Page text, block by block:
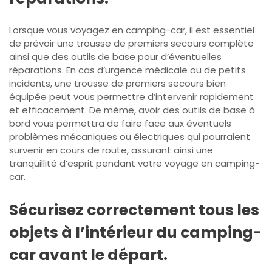
Lorsque vous voyagez en camping-car, il est essentiel
de prévoir une trousse de premiers secours complète
ainsi que des outils de base pour d’éventuelles
réparations. En cas d’urgence médicale ou de petits
incidents, une trousse de premiers secours bien
équipée peut vous permettre d’intervenir rapidement
et efficacement. De même, avoir des outils de base à
bord vous permettra de faire face aux éventuels
problèmes mécaniques ou électriques qui pourraient
survenir en cours de route, assurant ainsi une
tranquillité d’esprit pendant votre voyage en camping-
car.
Sécurisez correctement tous les
objets à l’intérieur du camping-
car avant le départ.